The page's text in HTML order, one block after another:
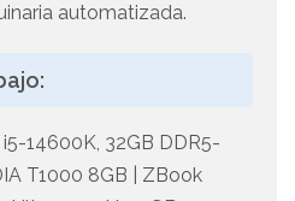
automatizada.
14600K, 32GB DDR5-
T1000 8GB | ZBook